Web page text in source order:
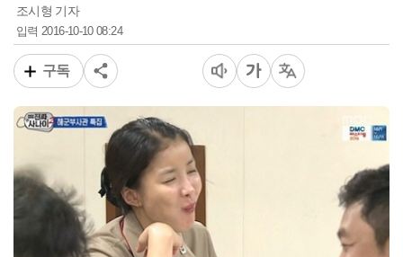
조시형 기자
입력2016-10-10 08:24
구독